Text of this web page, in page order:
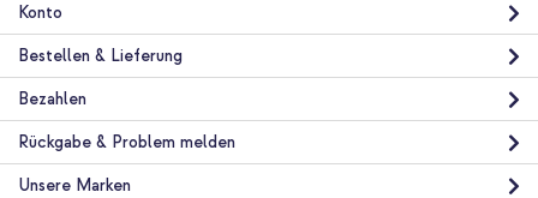
Konto
Bestellen & Lieferung
Bezahlen
Rückgabe & Problem melden
Unsere Marken